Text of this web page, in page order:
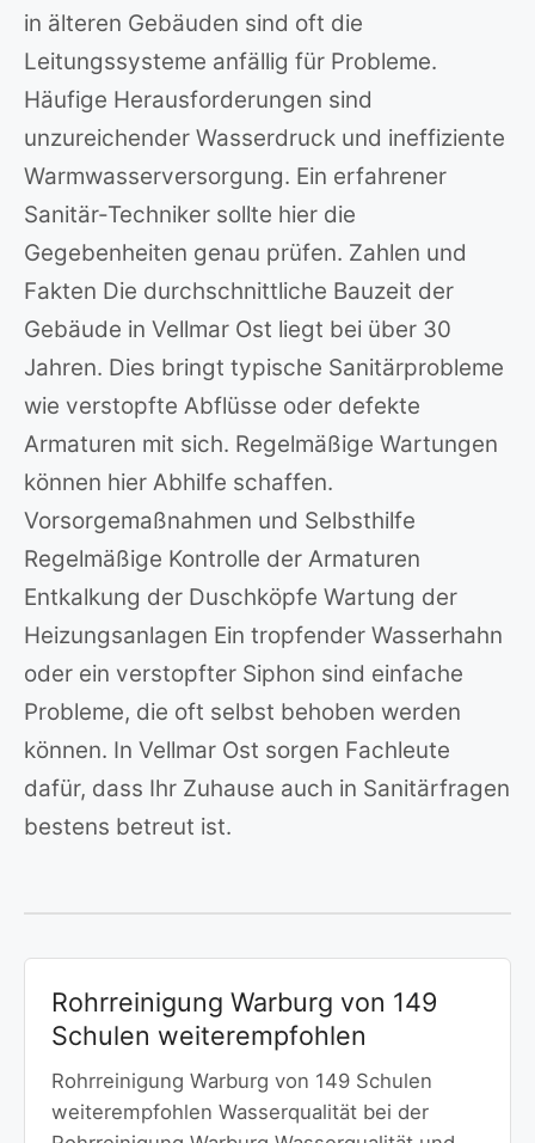
in älteren Gebäuden sind oft die
Leitungssysteme anfällig für Probleme.
Häufige Herausforderungen sind
unzureichender Wasserdruck und ineffiziente
Warmwasserversorgung. Ein erfahrener
Sanitär-Techniker sollte hier die
Gegebenheiten genau prüfen. Zahlen und
Fakten Die durchschnittliche Bauzeit der
Gebäude in Vellmar Ost liegt bei über 30
Jahren. Dies bringt typische Sanitärprobleme
wie verstopfte Abflüsse oder defekte
Armaturen mit sich. Regelmäßige Wartungen
können hier Abhilfe schaffen.
Vorsorgemaßnahmen und Selbsthilfe
Regelmäßige Kontrolle der Armaturen
Entkalkung der Duschköpfe Wartung der
Heizungsanlagen Ein tropfender Wasserhahn
oder ein verstopfter Siphon sind einfache
Probleme, die oft selbst behoben werden
können. In Vellmar Ost sorgen Fachleute
dafür, dass Ihr Zuhause auch in Sanitärfragen
bestens betreut ist.
Rohrreinigung Warburg von 149
Schulen weiterempfohlen
Rohrreinigung Warburg von 149 Schulen
weiterempfohlen Wasserqualität bei der